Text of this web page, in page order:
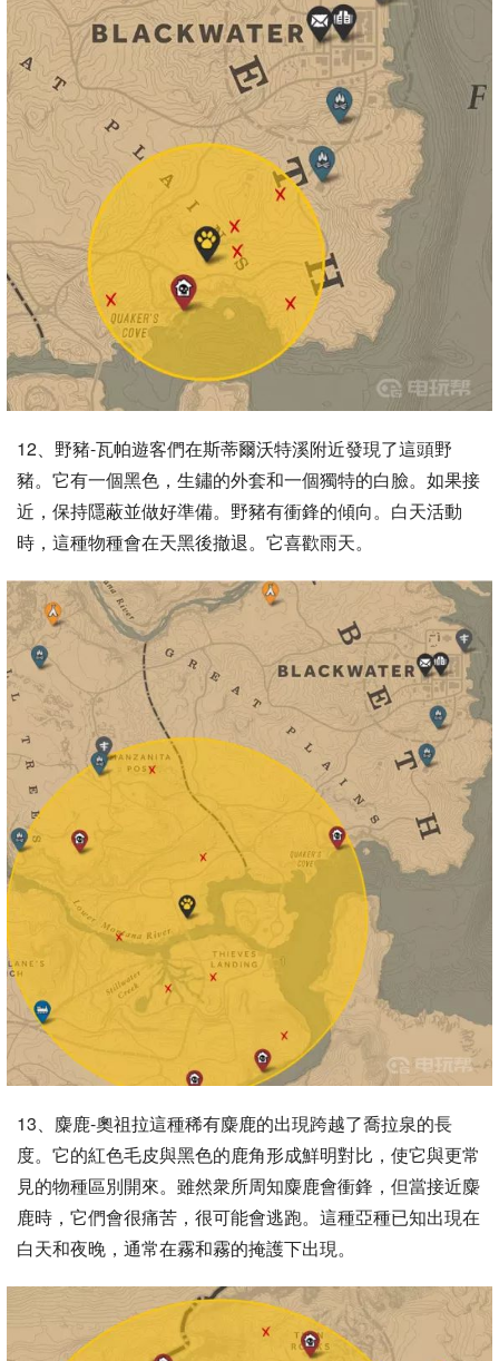
12、野豬-瓦帕遊客們在斯蒂爾沃特溪附近發現了這頭野
豬。它有一個黑色，生鏽的外套和一個獨特的白臉。如果接
近，保持隱蔽並做好準備。野豬有衝鋒的傾向。白天活動
時，這種物種會在天黑後撤退。它喜歡雨天。
13、麋鹿-奧祖拉這種稀有麋鹿的出現跨越了喬拉泉的長
度。它的紅色毛皮與黑色的鹿角形成鮮明對比，使它與更常
見的物種區別開來。雖然衆所周知麋鹿會衝鋒，但當接近麋
鹿時，它們會很痛苦，很可能會逃跑。這種亞種已知出現在
白天和夜晚，通常在霧和霧的掩護下出現。